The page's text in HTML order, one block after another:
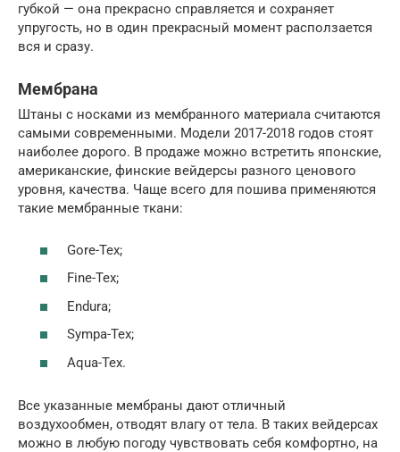
губкой — она прекрасно справляется и сохраняет
упругость, но в один прекрасный момент расползается
вся и сразу.
Мембрана
Штаны с носками из мембранного материала считаются
самыми современными. Модели 2017-2018 годов стоят
наиболее дорого. В продаже можно встретить японские,
американские, финские вейдерсы разного ценового
уровня, качества. Чаще всего для пошива применяются
такие мембранные ткани:
Gore-Tex;
Fine-Tex;
Endura;
Sympa-Tex;
Aqua-Тех.
Все указанные мембраны дают отличный
воздухообмен, отводят влагу от тела. В таких вейдерсах
можно в любую погоду чувствовать себя комфортно, на